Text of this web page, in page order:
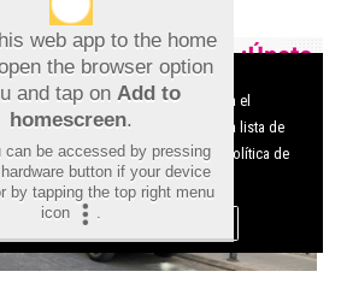
el Uso de cookies:
cookies nuestras y de terceros para el
del digital. Puedes consultar la lista de
como desconectarlas. Ver nuestra Política de
y Cookies
Aceptar Cookies
web app to the home
the browser option
and tap on Add to
homescreen.
can be accessed by pressing
button if your device
by tapping the top right menu
icon
.